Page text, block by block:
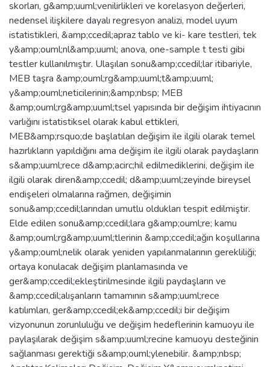
skorları, g&amp;uuml;venilirlikleri ve korelasyon değerleri,
nedensel ilişkilere dayalı regresyon analizi, model uyum
istatistikleri, &amp;ccedil;apraz tablo ve ki- kare testleri, tek
y&amp;ouml;nl&amp;uuml; anova, one-sample t testi gibi
testler kullanılmıştır. Ulaşılan sonu&amp;ccedil;lar itibariyle,
MEB taşra &amp;ouml;rg&amp;uuml;t&amp;uuml;
y&amp;ouml;neticilerinin;&amp;nbsp; MEB
&amp;ouml;rg&amp;uuml;tsel yapısında bir değişim ihtiyacının
varlığını istatistiksel olarak kabul ettikleri,
MEB&amp;rsquo;de başlatılan değişim ile ilgili olarak temel
hazırlıkların yapıldığını ama değişim ile ilgili olarak paydaşların
s&amp;uuml;rece d&amp;acirc;hil edilmediklerini, değişim ile
ilgili olarak diren&amp;ccedil; d&amp;uuml;zeyinde bireysel
endişeleri olmalarına rağmen, değişimin
sonu&amp;ccedil;larından umutlu oldukları tespit edilmiştir.
Elde edilen sonu&amp;ccedil;lara g&amp;ouml;re; kamu
&amp;ouml;rg&amp;uuml;tlerinin &amp;ccedil;ağın koşullarına
y&amp;ouml;nelik olarak yeniden yapılanmalarının gerekliliği;
ortaya konulacak değişim planlamasında ve
ger&amp;ccedil;ekleştirilmesinde ilgili paydaşların ve
&amp;ccedil;alışanların tamamının s&amp;uuml;rece
katılımları, ger&amp;ccedil;ek&amp;ccedil;i bir değişim
vizyonunun zorunluluğu ve değişim hedeflerinin kamuoyu ile
paylaşılarak değişim s&amp;uuml;recine kamuoyu desteğinin
sağlanması gerektiği s&amp;ouml;ylenebilir. &amp;nbsp;